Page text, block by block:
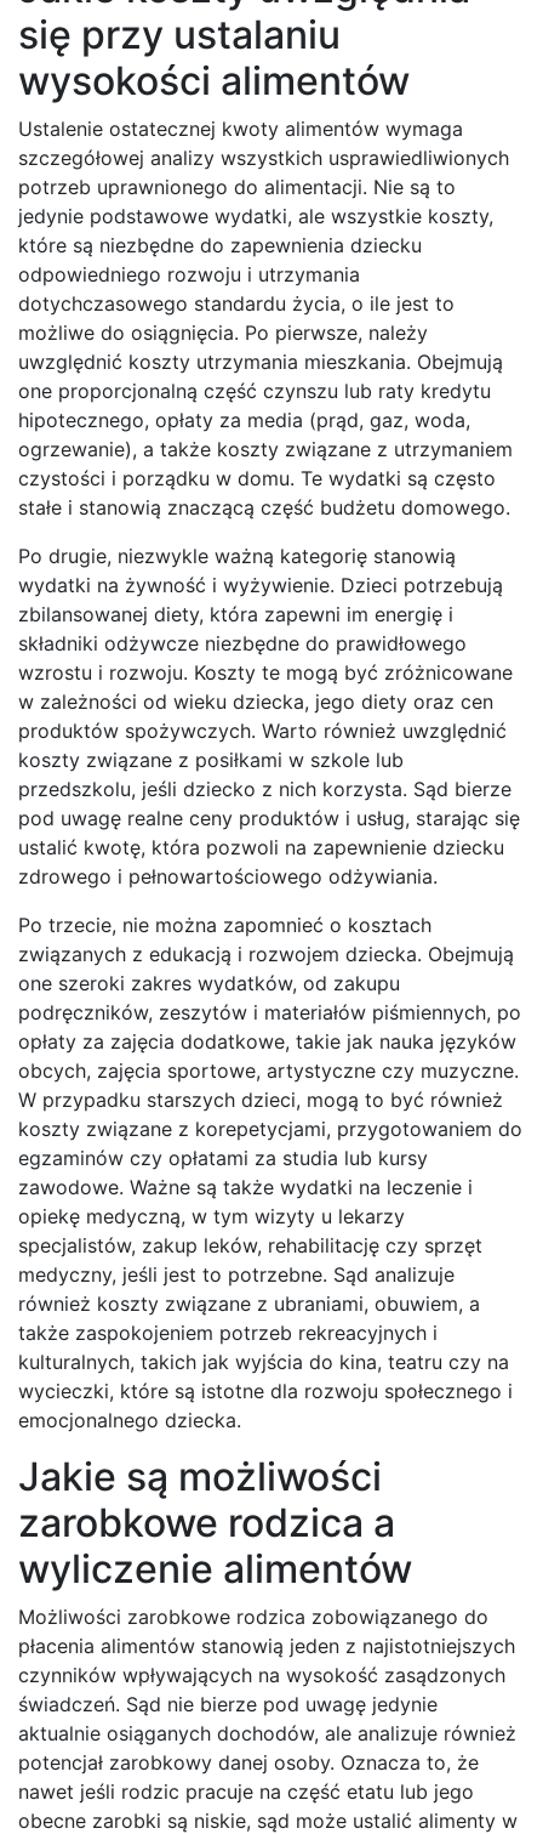
się przy ustalaniu
wysokości alimentów
Ustalenie ostatecznej kwoty alimentów wymaga
szczegółowej analizy wszystkich usprawiedliwionych
potrzeb uprawnionego do alimentacji. Nie są to
jedynie podstawowe wydatki, ale wszystkie koszty,
które są niezbędne do zapewnienia dziecku
odpowiedniego rozwoju i utrzymania
dotychczasowego standardu życia, o ile jest to
możliwe do osiągnięcia. Po pierwsze, należy
uwzględnić koszty utrzymania mieszkania. Obejmują
one proporcjonalną część czynszu lub raty kredytu
hipotecznego, opłaty za media (prąd, gaz, woda,
ogrzewanie), a także koszty związane z utrzymaniem
czystości i porządku w domu. Te wydatki są często
stałe i stanowią znaczącą część budżetu domowego.
Po drugie, niezwykle ważną kategorię stanowią
wydatki na żywność i wyżywienie. Dzieci potrzebują
zbilansowanej diety, która zapewni im energię i
składniki odżywcze niezbędne do prawidłowego
wzrostu i rozwoju. Koszty te mogą być zróżnicowane
w zależności od wieku dziecka, jego diety oraz cen
produktów spożywczych. Warto również uwzględnić
koszty związane z posiłkami w szkole lub
przedszkolu, jeśli dziecko z nich korzysta. Sąd bierze
pod uwagę realne ceny produktów i usług, starając się
ustalić kwotę, która pozwoli na zapewnienie dziecku
zdrowego i pełnowartościowego odżywiania.
Po trzecie, nie można zapomnieć o kosztach
związanych z edukacją i rozwojem dziecka. Obejmują
one szeroki zakres wydatków, od zakupu
podręczników, zeszytów i materiałów piśmiennych, po
opłaty za zajęcia dodatkowe, takie jak nauka języków
obcych, zajęcia sportowe, artystyczne czy muzyczne.
W przypadku starszych dzieci, mogą to być również
koszty związane z korepetycjami, przygotowaniem do
egzaminów czy opłatami za studia lub kursy
zawodowe. Ważne są także wydatki na leczenie i
opiekę medyczną, w tym wizyty u lekarzy
specjalistów, zakup leków, rehabilitację czy sprzęt
medyczny, jeśli jest to potrzebne. Sąd analizuje
również koszty związane z ubraniami, obuwiem, a
także zaspokojeniem potrzeb rekreacyjnych i
kulturalnych, takich jak wyjścia do kina, teatru czy na
wycieczki, które są istotne dla rozwoju społecznego i
emocjonalnego dziecka.
Jakie są możliwości
zarobkowe rodzica a
wyliczenie alimentów
Możliwości zarobkowe rodzica zobowiązanego do
płacenia alimentów stanowią jeden z najistotniejszych
czynników wpływających na wysokość zasądzonych
świadczeń. Sąd nie bierze pod uwagę jedynie
aktualnie osiąganych dochodów, ale analizuje również
potencjał zarobkowy danej osoby. Oznacza to, że
nawet jeśli rodzic pracuje na część etatu lub jego
obecne zarobki są niskie, sąd może ustalić alimenty w